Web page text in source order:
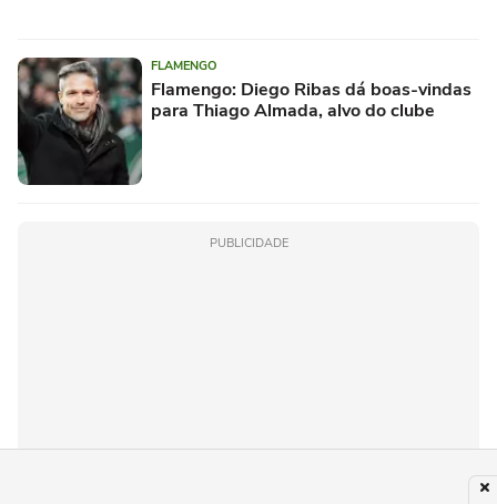
FLAMENGO
Flamengo: Diego Ribas dá boas-vindas
para Thiago Almada, alvo do clube
PUBLICIDADE